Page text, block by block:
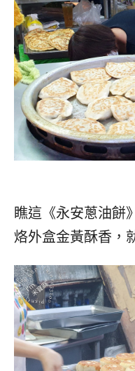
瞧這《永安蔥油餅》
烙外盒金黃酥香，